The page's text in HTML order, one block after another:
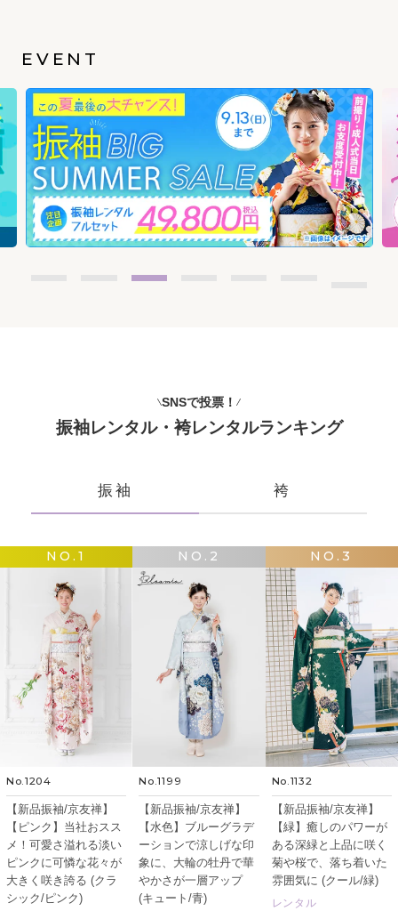
EVENT
SNSで投票！
振袖レンタル・袴レンタルランキング
振袖 袴
NO.1
No.1204
【新品振袖/京友禅】
【ピンク】当社おスス
メ！可愛さ溢れる淡い
ピンクに可憐な花々が
大きく咲き誇る (クラ
シック/ピンク)
NO.2
No.1199
【新品振袖/京友禅】
【水色】ブルーグラデ
ーションで涼しげな印
象に、大輪の牡丹で華
やかさが一層アップ
(キュート/青)
NO.3
No.1132
【新品振袖/京友禅】
【緑】癒しのパワーが
ある深緑と上品に咲く
菊や桜で、落ち着いた
雰囲気に (クール/緑)
レンタル